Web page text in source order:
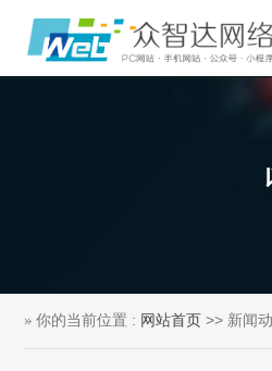
你的当前位置 : 网站首页 >> 新闻